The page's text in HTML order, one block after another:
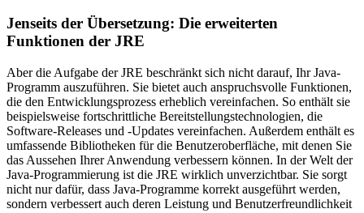
Jenseits der Übersetzung: Die erweiterten
Funktionen der JRE
Aber die Aufgabe der JRE beschränkt sich nicht darauf, Ihr Java-
Programm auszuführen. Sie bietet auch anspruchsvolle Funktionen,
die den Entwicklungsprozess erheblich vereinfachen. So enthält sie
beispielsweise fortschrittliche Bereitstellungstechnologien, die
Software-Releases und -Updates vereinfachen. Außerdem enthält es
umfassende Bibliotheken für die Benutzeroberfläche, mit denen Sie
das Aussehen Ihrer Anwendung verbessern können. In der Welt der
Java-Programmierung ist die JRE wirklich unverzichtbar. Sie sorgt
nicht nur dafür, dass Java-Programme korrekt ausgeführt werden,
sondern verbessert auch deren Leistung und Benutzerfreundlichkeit